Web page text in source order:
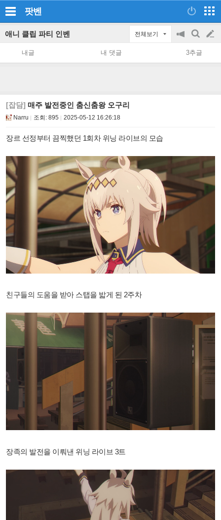
팟벤
애니 클립 파티 인벤 전체보기
공
on/off
검
색
글
쓰
내글 내 댓글 3추글
[잡담] 매주 발전중인 춤신춤왕 오구리
Narru 조회: 895 2025-05-12 16:26:18
장르 선정부터 끔찍했던 1회차 위닝 라이브의 모습
친구들의 도움을 받아 스탭을 밟게 된 2주차
장족의 발전을 이뤄낸 위닝 라이브 3트